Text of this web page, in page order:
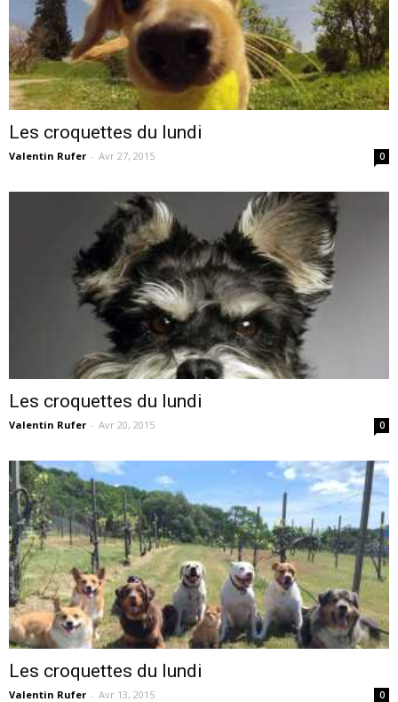
Les croquettes du lundi
Valentin Rufer - Avr 27, 2015 0
Les croquettes du lundi
Valentin Rufer - Avr 20, 2015 0
Les croquettes du lundi
Valentin Rufer - Avr 13, 2015 0